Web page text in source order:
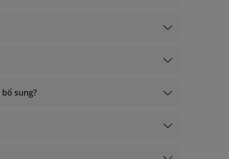
thưởng khác
Vàng): trong vòng 2 ngày làm việc tính từ
sung?